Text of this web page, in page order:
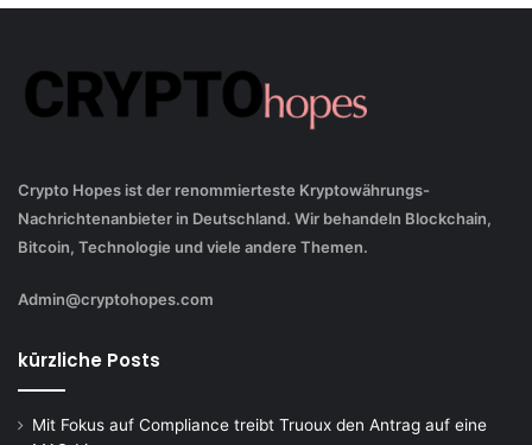
Crypto Hopes ist der renommierteste Kryptowährungs-
Nachrichtenanbieter in Deutschland. Wir behandeln Blockchain,
Bitcoin, Technologie und viele andere Themen.
Admin@cryptohopes.com
kürzliche Posts
Mit Fokus auf Compliance treibt Truoux den Antrag auf eine